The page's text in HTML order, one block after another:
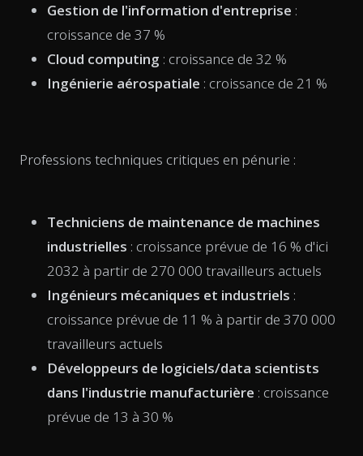
Gestion de l'information d'entreprise :
croissance de 37 %
Cloud computing : croissance de 32 %
Ingénierie aérospatiale : croissance de 21 %
Professions techniques critiques en pénurie :
Techniciens de maintenance de machines
industrielles : croissance prévue de 16 % d'ici
2032 à partir de 270 000 travailleurs actuels
Ingénieurs mécaniques et industriels :
croissance prévue de 11 % à partir de 370 000
travailleurs actuels
Développeurs de logiciels/data scientists
dans l'industrie manufacturière : croissance
prévue de 13 à 30 %